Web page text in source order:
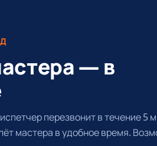
— в
перезвонит в течение 5
мастера в удобное время.